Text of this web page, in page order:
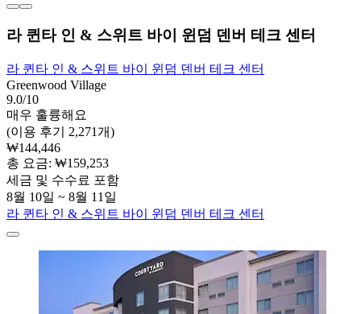
라 퀸타 인 & 스위트 바이 윈덤 덴버 테크 센터
라 퀸타 인 & 스위트 바이 윈덤 덴버 테크 센터
Greenwood Village
9.0/10
매우 훌륭해요
(이용 후기 2,271개)
₩144,446
총 요금: ₩159,253
세금 및 수수료 포함
8월 10일 ~ 8월 11일
라 퀸타 인 & 스위트 바이 윈덤 덴버 테크 센터